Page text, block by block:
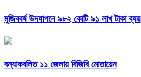
মুজিববর্ষ উদযাপনে ৯৮২ কোটি ৯১ লাখ টাকা ব্যয়
বন্যাকবলিত ১১ জেলায় বিজিবি মোতায়েন